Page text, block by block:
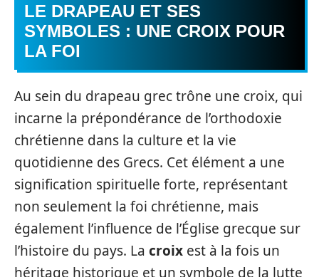
LE DRAPEAU ET SES
SYMBOLES : UNE CROIX POUR
LA FOI
Au sein du drapeau grec trône une croix, qui
incarne la prépondérance de l’orthodoxie
chrétienne dans la culture et la vie
quotidienne des Grecs. Cet élément a une
signification spirituelle forte, représentant
non seulement la foi chrétienne, mais
également l’influence de l’Église grecque sur
l’histoire du pays. La croix est à la fois un
héritage historique et un symbole de la lutte